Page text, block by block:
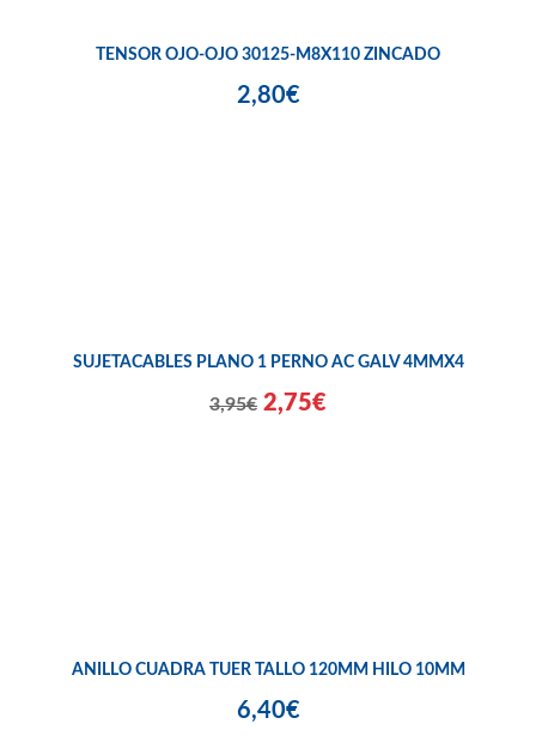
TENSOR OJO-OJO 30125-M8X110 ZINCADO
2,80€
SUJETACABLES PLANO 1 PERNO AC GALV 4MMX4
3,95€ 2,75€
ANILLO CUADRA TUER TALLO 120MM HILO 10MM
6,40€